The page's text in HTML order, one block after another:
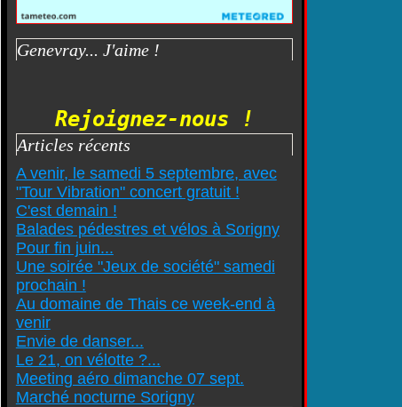
Genevray... J'aime !
Rejoignez-nous !
Articles récents
A venir, le samedi 5 septembre, avec
"Tour Vibration" concert gratuit !
C'est demain !
Balades pédestres et vélos à Sorigny
Pour fin juin...
Une soirée "Jeux de société" samedi
prochain !
Au domaine de Thais ce week-end à
venir
Envie de danser...
Le 21, on vélotte ?...
Meeting aéro dimanche 07 sept.
Marché nocturne Sorigny